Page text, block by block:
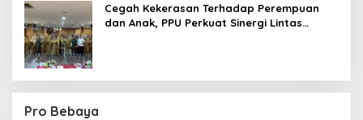
Cegah Kekerasan Terhadap Perempuan
dan Anak, PPU Perkuat Sinergi Lintas
Pro Bebaya